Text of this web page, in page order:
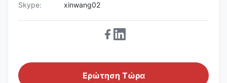
Skype:
xinwang02
Ερώτηση Τώρα